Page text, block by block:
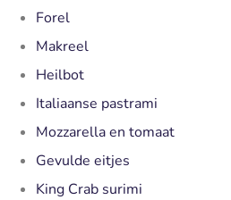
Forel
Makreel
Heilbot
Italiaanse pastrami
Mozzarella en tomaat
Gevulde eitjes
King Crab surimi